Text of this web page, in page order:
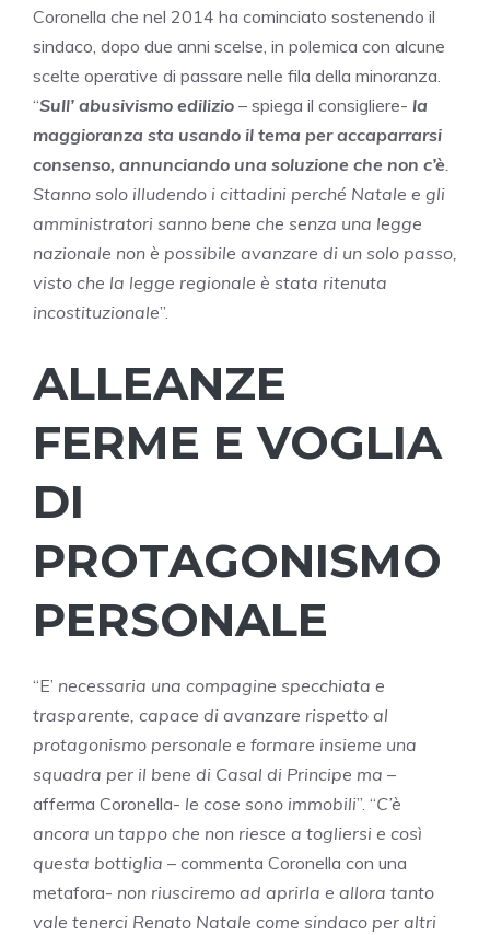
Coronella che nel 2014 ha cominciato sostenendo il
sindaco, dopo due anni scelse, in polemica con alcune
scelte operative di passare nelle fila della minoranza.
“Sull’ abusivismo edilizio – spiega il consigliere- la
maggioranza sta usando il tema per accaparrarsi
consenso, annunciando una soluzione che non c’è.
Stanno solo illudendo i cittadini perché Natale e gli
amministratori sanno bene che senza una legge
nazionale non è possibile avanzare di un solo passo,
visto che la legge regionale è stata ritenuta
incostituzionale”.
ALLEANZE
FERME E VOGLIA
DI
PROTAGONISMO
PERSONALE
“E’ necessaria una compagine specchiata e
trasparente, capace di avanzare rispetto al
protagonismo personale e formare insieme una
squadra per il bene di Casal di Principe ma –
afferma Coronella- le cose sono immobili”. “C’è
ancora un tappo che non riesce a togliersi e così
questa bottiglia – commenta Coronella con una
metafora- non riusciremo ad aprirla e allora tanto
vale tenerci Renato Natale come sindaco per altri